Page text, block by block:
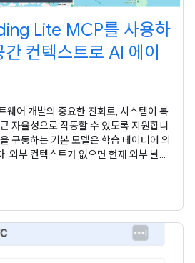
Lite MCP를 사용하
컨텍스트로 AI 에이
웨어 개발의 중요한 진화로, 시스템이 복
자율성으로 작동할 수 있도록 지원합니
구동하는 기본 모델은 학습 데이터에 의
외부 컨텍스트가 없으면 현재 외부 날씨,
수 없습니다. 이 문서에서는 Google 지도
데이터로 AI